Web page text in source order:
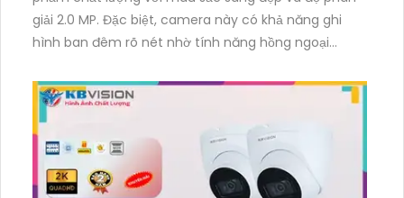
giải 2.0 MP. Đặc biệt, camera này có khả năng ghi
hình ban đêm rõ nét nhờ tính năng hồng ngoại
sử dụng công nghệ IP, giúp người dùng có thể xem
và quản lý từ xa. Điều thú vị là camera còn tích hợp
sẵn chức năng xoay 360 độ và zoom thu phóng, cho
phép người dùng dễ dàng điều chỉnh theo ý muốn.
Bên cạnh đó, thiết kế camera cũng rất tinh tế và